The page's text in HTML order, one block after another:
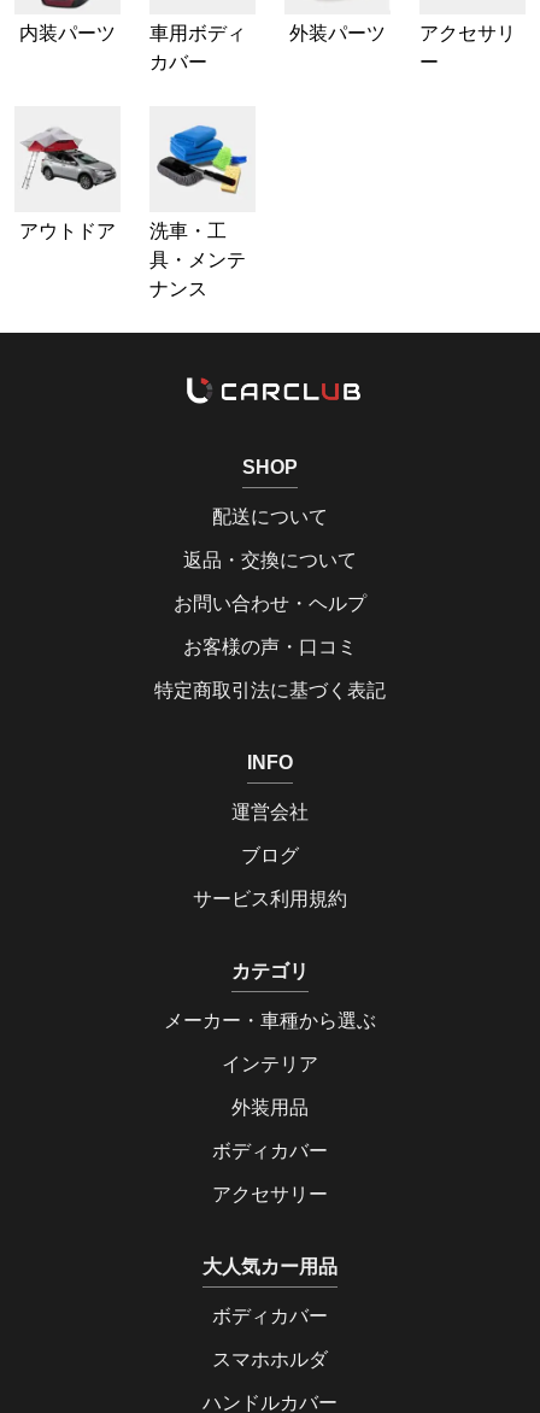
内装パーツ
車用ボディ
カバー
外装パーツ
アクセサリ
ー
アウトドア
洗車・工
具・メンテ
ナンス
SHOP
配送について
返品・交換について
お問い合わせ・ヘルプ
お客様の声・口コミ
特定商取引法に基づく表記
INFO
運営会社
ブログ
サービス利用規約
カテゴリ
メーカー・車種から選ぶ
インテリア
外装用品
ボディカバー
アクセサリー
大人気カー用品
ボディカバー
スマホホルダ
ハンドルカバー